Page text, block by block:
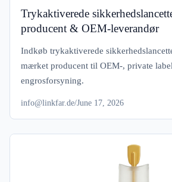
Trykaktiverede
producent & OEM-leverandør
Indkøb trykaktiverede
mærket producent til OEM-, private
engrosforsyning.
info@linkfar.de/June 17, 2026